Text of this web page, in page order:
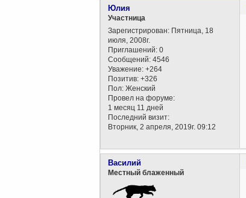
Юлия
Участница
Зарегистрирован: Пятница, 18
июля, 2008г.
Приглашений: 0
Сообщений: 4546
Уважение: +264
Позитив: +326
Пол: Женский
Провел на форуме:
1 месяц 11 дней
Последний визит:
Вторник, 2 апреля, 2019г. 09:12
Василий
Местный блаженный